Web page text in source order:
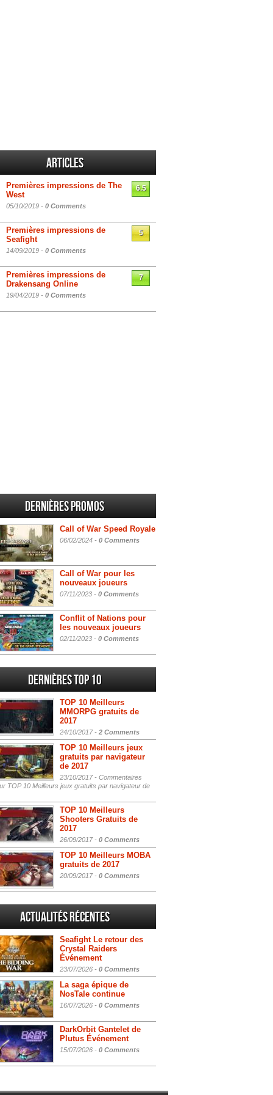
Articles
Premières impressions de The
West
05/10/2019 - 0 Comments
6.5
Premières impressions de
Seafight
14/09/2019 - 0 Comments
5
Premières impressions de
Drakensang Online
19/04/2019 - 0 Comments
7
Dernières promos
Call of War Speed Royale
06/02/2024 - 0 Comments
Call of War pour les
nouveaux joueurs
07/11/2023 - 0 Comments
Conflit of Nations pour
les nouveaux joueurs
02/11/2023 - 0 Comments
Dernières Top 10
TOP 10 Meilleurs
MMORPG gratuits de
2017
24/10/2017 - 2 Comments
TOP 10 Meilleurs jeux
gratuits par navigateur
de 2017
23/10/2017 - Commentaires
TOP 10 Meilleurs jeux gratuits par navigateur de
TOP 10 Meilleurs
Shooters Gratuits de
2017
26/09/2017 - 0 Comments
TOP 10 Meilleurs MOBA
gratuits de 2017
20/09/2017 - 0 Comments
Actualités Récentes
Seafight Le retour des
Crystal Raiders
Événement
23/07/2026 - 0 Comments
La saga épique de
NosTale continue
16/07/2026 - 0 Comments
DarkOrbit Gantelet de
Plutus Événement
15/07/2026 - 0 Comments